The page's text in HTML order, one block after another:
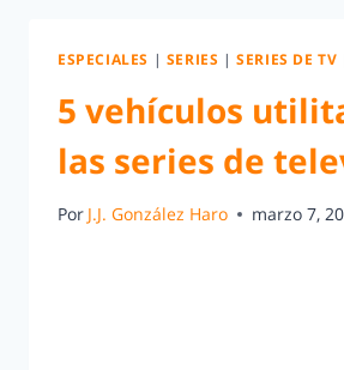
ESPECIALES | SERIES |SERIES DE TV
5 vehículos
las series de
Por J.J. González Haro marzo 7,